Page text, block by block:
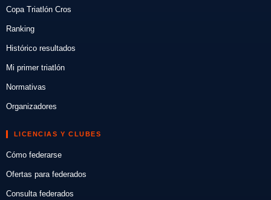
Copa Triatlón Cros
Ranking
Histórico resultados
Mi primer triatlón
Normativas
Organizadores
LICENCIAS Y CLUBES
Cómo federarse
Ofertas para federados
Consulta federados